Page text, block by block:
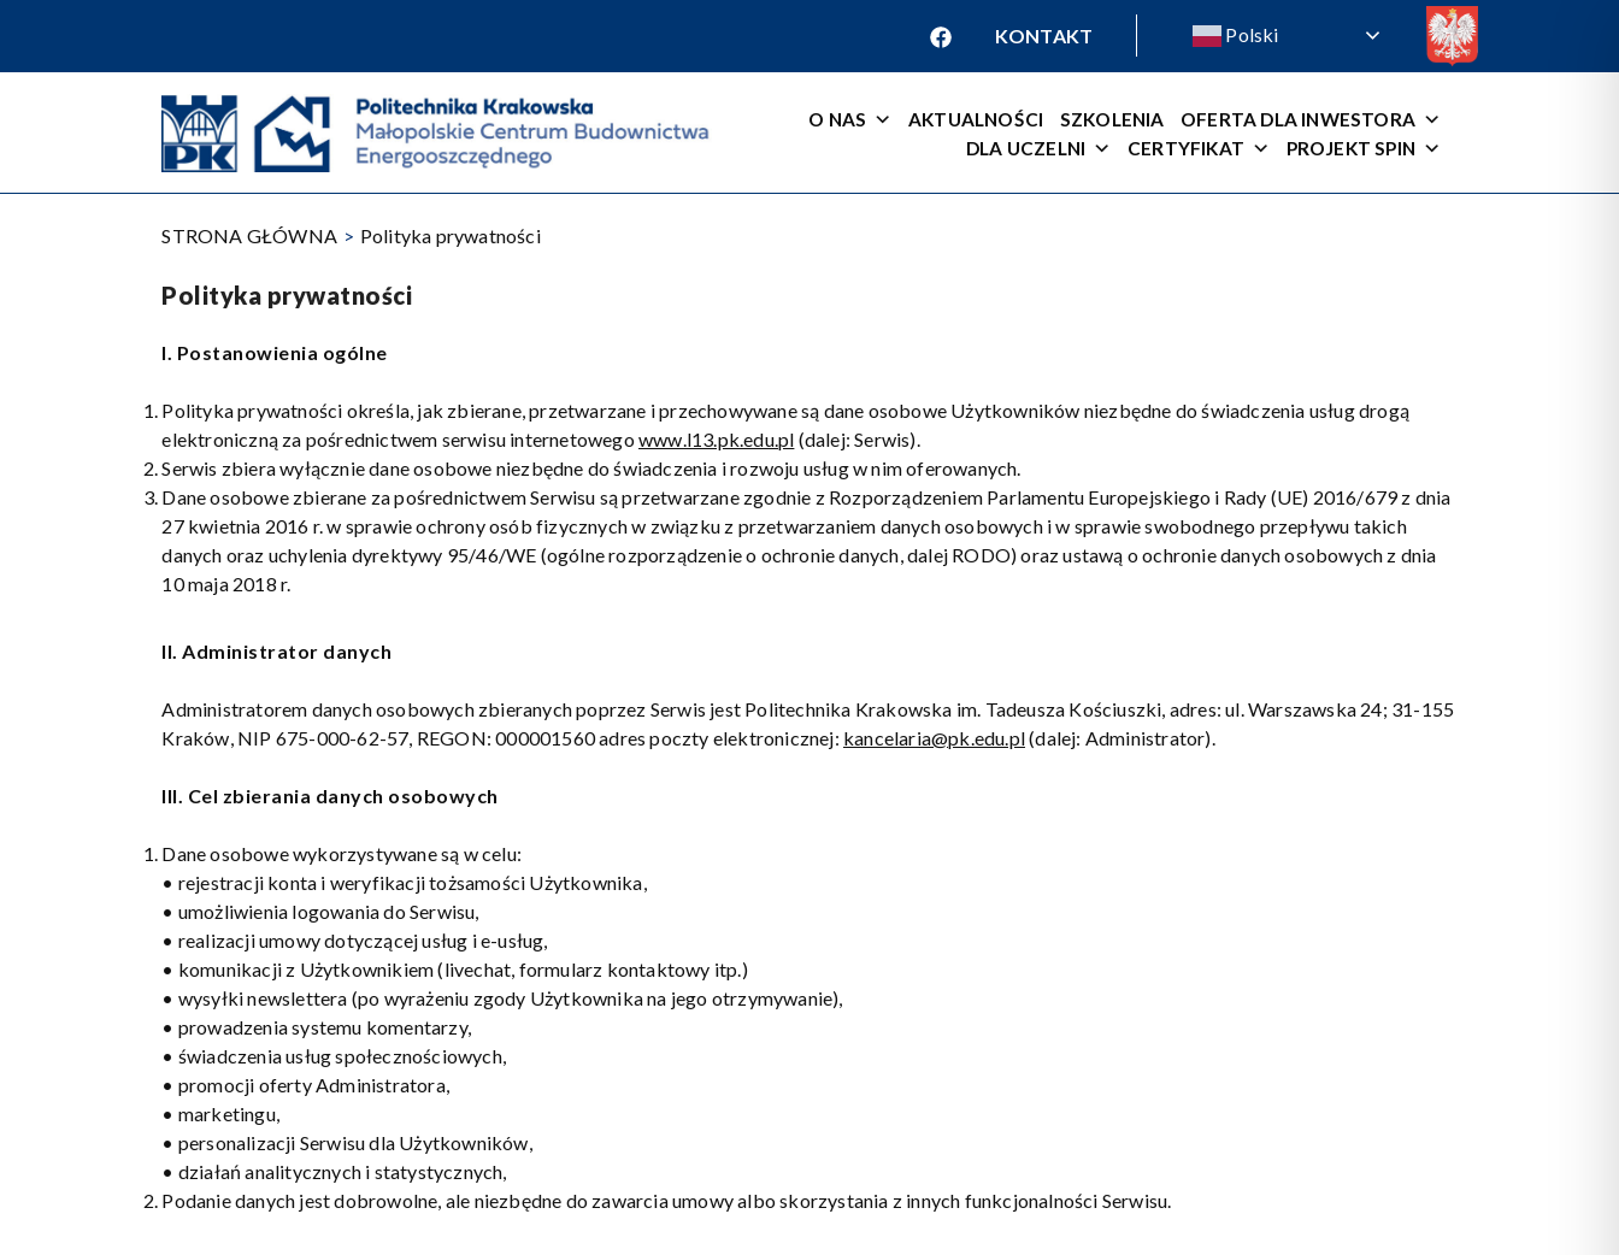
treści
KONTAKT Polski
O NAS AKTUALNOŚCI SZKOLENIA
OFERTA DLA INWESTORA
DLA UCZELNI
CERTYFIKAT PROJEKT SPIN
STRONA GŁÓWNA Polityka prywatności
Polityka prywatności
I. Postanowienia ogólne
Polityka prywatności określa, jak zbierane, przetwarzane i przechowywane są dane osobowe Użytkowników niezbędne do świadczenia usług drogą
elektroniczną za pośrednictwem serwisu internetowegowww.l13.pk.edu.pl (dalej: Serwis).
Serwis zbiera wyłącznie dane osobowe niezbędne do świadczenia i rozwoju usług w nim oferowanych.
Dane osobowe zbierane za pośrednictwem Serwisu są przetwarzane zgodnie z Rozporządzeniem Parlamentu Europejskiego i Rady (UE) 2016/679 z dnia
27 kwietnia 2016 r. w sprawie ochrony osób fizycznych w związku z przetwarzaniem danych osobowych i w sprawie swobodnego przepływu takich
danych oraz uchylenia dyrektywy 95/46/WE (ogólne rozporządzenie o ochronie danych, dalej RODO) oraz ustawą o ochronie danych osobowych z dnia
10 maja 2018 r.
II. Administrator danych
Administratorem danych osobowych zbieranych poprzez Serwis jest Politechnika Krakowska im. Tadeusza Kościuszki, adres: ul. Warszawska 24; 31-155
Kraków, NIP 675-000-62-57, REGON: 000001560 adres poczty elektronicznej: kancelaria@pk.edu.pl(dalej: Administrator).
III. Cel zbierania danych osobowych
Dane osobowe wykorzystywane są w celu:
• rejestracji konta i weryfikacji tożsamości Użytkownika,
• umożliwienia logowania do Serwisu,
• realizacji umowy dotyczącej usług i e-usług,
• komunikacji z Użytkownikiem (livechat, formularz kontaktowy itp.)
• wysyłki newslettera (po wyrażeniu zgody Użytkownika na jego otrzymywanie),
• prowadzenia systemu komentarzy,
• świadczenia usług społecznościowych,
• promocji oferty Administratora,
• marketingu,
• personalizacji Serwisu dla Użytkowników,
• działań analitycznych i statystycznych,
Podanie danych jest dobrowolne, ale niezbędne do zawarcia umowy albo skorzystania z innych funkcjonalności Serwisu.